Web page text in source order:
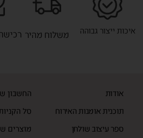
איכות ייצור גבוהה משלוח מהיר
אודות
תוכנית אומנות האירוח
ספר עיצוב שולחן
החשבון
סל
מוצרים